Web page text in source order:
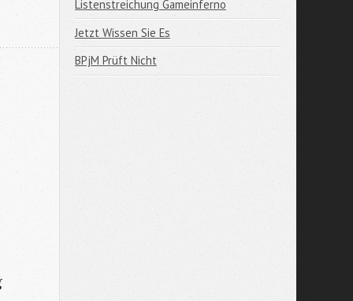
Listenstreichung Gameinferno
Jetzt Wissen Sie Es
BPjM Prüft Nicht